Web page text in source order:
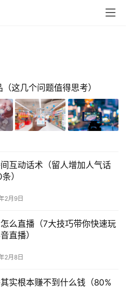
这几个问题值得思考）
互动话术（留人增加人气话
）
2月9日
么直播（7大技巧带你快速玩
直播）
2月8日
实根本赚不到什么钱（80%